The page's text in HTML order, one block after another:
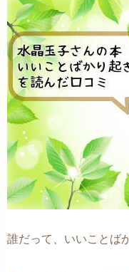
誰だって、いいことば